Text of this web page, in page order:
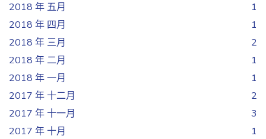
2018 年 五月
1
2018 年 四月
1
2018 年 三月
2
2018 年 二月
1
2018 年 一月
1
2017 年 十二月
2
2017 年 十一月
3
2017 年 十月
1